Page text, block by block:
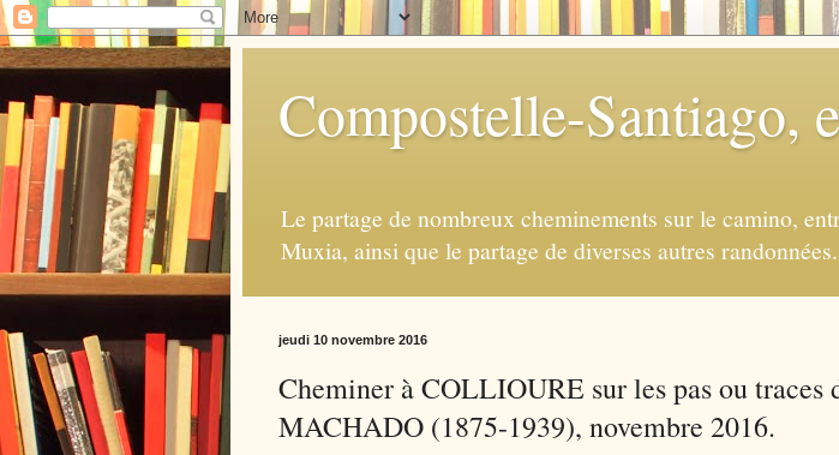
Compostelle-Santiago,
Le partage de nombreux cheminements sur le camino,
Muxia, ainsi que le partage de diverses autres randonnées.
jeudi 10 novembre 2016
Cheminer à COLLIOURE sur les pas ou traces
MACHADO (1875-1939), novembre 2016.